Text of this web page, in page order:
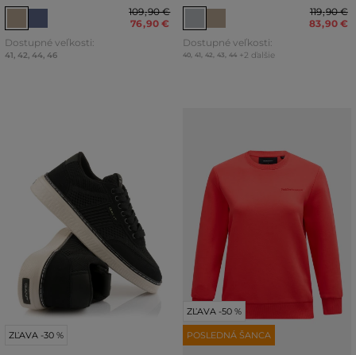
109,90 €
76,90 €
Dostupné veľkosti:
41 42 44 46
119,90 €
83,90 €
Dostupné veľkosti:
40, 41, 42, 43, 44 +2 ďalšie
ZĽAVA -30 %
ZĽAVA -50 %
POSLEDNÁ ŠANCA